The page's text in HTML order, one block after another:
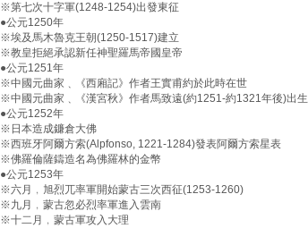
※第七次十字軍(1248-1254)出發東征
●公元1250年
※埃及馬木魯克王朝(1250-1517)建立
※教皇拒絕承認新任神聖羅馬帝國皇帝
●公元1251年
※中國元曲家﹑《西廂記》作者王實甫約於此時在世
※中國元曲家﹑《漢宮秋》作者馬致遠(約1251-約1321年後)出生
●公元1252年
※日本造成鐮倉大佛
※西班牙阿爾方索(Alpfonso, 1221-1284)發表阿爾方索星表
※佛羅倫薩鑄造名為佛羅林的金幣
●公元1253年
※六月﹐旭烈兀率軍開始蒙古三次西征(1253-1260)
※九月﹐蒙古忽必烈率軍進入雲南
※十二月﹐蒙古軍攻入大理